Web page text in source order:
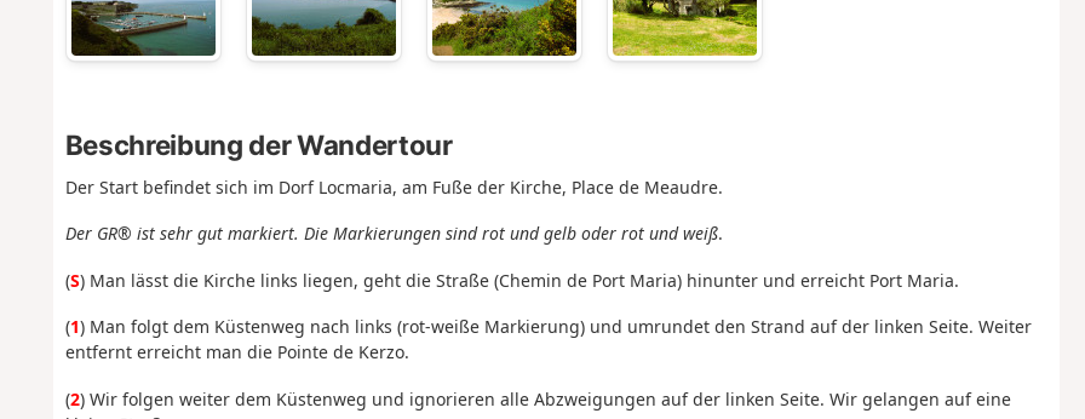
Beschreibung der Wandertour
Der Start befindet sich im Dorf Locmaria, am Fuße der Kirche, Place de Meaudre.
Der GR® ist sehr gut markiert. Die Markierungen sind rot und gelb oder rot und weiß.
(S) Man lässt die Kirche links liegen, geht die Straße (Chemin de Port Maria) hinunter und erreicht Port Maria.
(1) Man folgt dem Küstenweg nach links (rot-weiße Markierung) und umrundet den Strand auf der linken Seite. Weiter
entfernt erreicht man die Pointe de Kerzo.
(2) Wir folgen weiter dem Küstenweg und ignorieren alle Abzweigungen auf der linken Seite. Wir gelangen auf eine